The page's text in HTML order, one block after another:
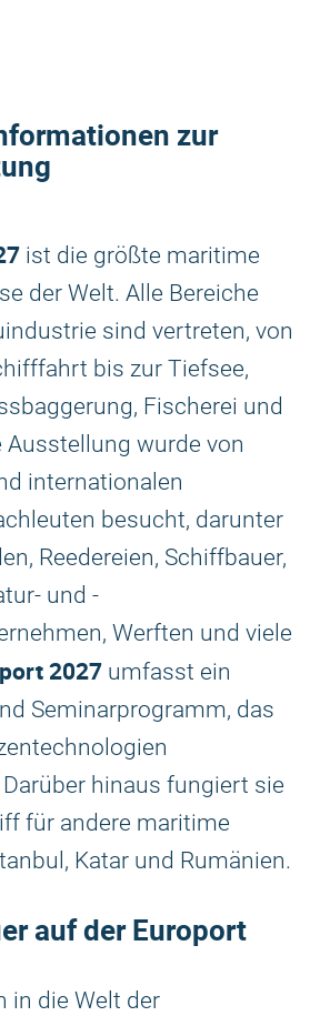
zur
ist die größte maritime
der Welt. Alle Bereiche
sind vertreten, von
bis zur Tiefsee,
Fischerei und
Ausstellung wurde von
internationalen
besucht, darunter
Reedereien, Schiffbauer,
und -
Werften und viele
2027 umfasst ein
Seminarprogramm, das
hinaus fungiert sie
für andere maritime
Katar und Rumänien.
auf der Europort
in die Welt der